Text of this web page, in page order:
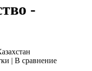
-
| В сравнение